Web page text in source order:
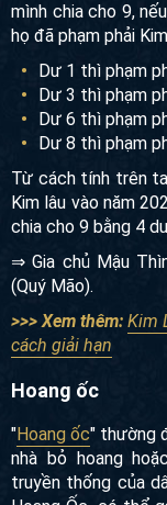
mình chia cho 9,
họ đã phạm phải
Dư 1 thì phạm
Dư 3 thì phạm
Dư 6 thì phạm
Dư 8 thì phạm
Từ cách tính trên
Kim lâu vào năm
chia cho 9 bằng 4
⇒ Gia chủ Mậu
(Quý Mão).
>>> Xem thêm: Kim
cách giải hạn
Hoang ốc
"Hoang ốc" thường
nhà bỏ hoang
truyền thống của